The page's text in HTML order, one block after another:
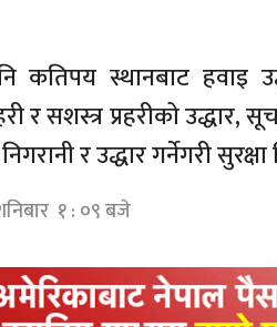
कतिपय स्थानबाट हवाइ
र सशस्त्र प्रहरीकोउद्धार,
रउद्धारगर्नेगरी
१ : ०९ बजे